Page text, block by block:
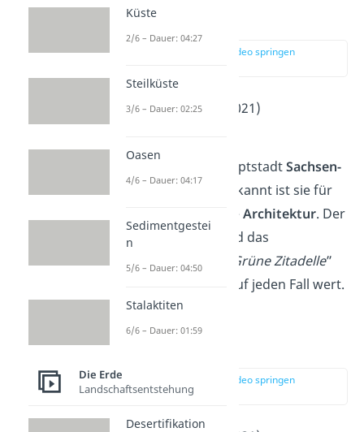
Magdeburg
zur Stelle im Video springen
Einwohner: 236.000 (2021)
ist die HauptstadtSachsen-
Anhalts
. Besonders bekannt ist sie für
ihre außergewöhnlicheArchitektur. Der
Magdeburger Dom und das
Hundertwasserhaus „
Grüne Zitadelle”
ist einen Besuch also auf jeden Fall wert.
Mainz
zur Stelle im Video springen
(04:58)
Küste
2/6 – Dauer: 04:27
Steilküste
3/6 – Dauer: 02:25
Oasen
4/6 – Dauer: 04:17
Sedimentgestei
n
5/6 – Dauer: 04:50
Stalaktiten
6/6 – Dauer: 01:59
Die Erde
Landschaftsentstehung
Desertifikation